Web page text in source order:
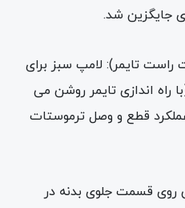
راست تایمر): لامپ سبز برای
اندازی تایمر روشن می
قطع و وصل ترموستات
روی قسمت جلوی بدنه در